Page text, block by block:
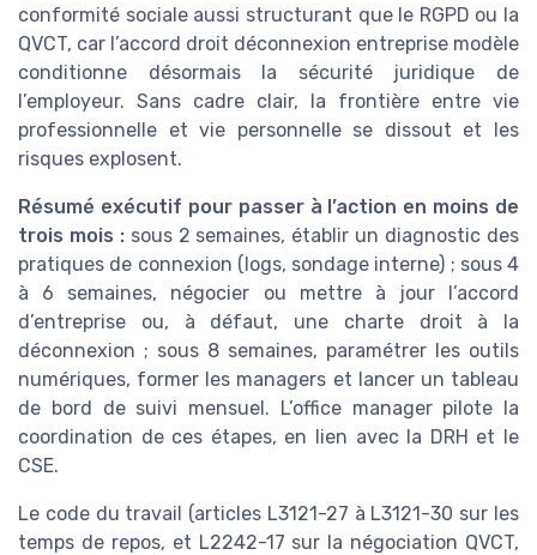
conformité sociale aussi structurant que le RGPD ou la
QVCT, car l’accord droit déconnexion entreprise modèle
conditionne désormais la sécurité juridique de
l’employeur. Sans cadre clair, la frontière entre vie
professionnelle et vie personnelle se dissout et les
risques explosent.
Résumé exécutif pour passer à l’action en moins de
trois mois :sous 2 semaines, établir un diagnostic des
pratiques de connexion (logs, sondage interne) ; sous 4
à 6 semaines, négocier ou mettre à jour l’accord
d’entreprise ou, à défaut, une charte droit à la
déconnexion ; sous 8 semaines, paramétrer les outils
numériques, former les managers et lancer un tableau
de bord de suivi mensuel. L’office manager pilote la
coordination de ces étapes, en lien avec la DRH et le
CSE.
Le code du travail (articles L3121-27 à L3121-30 sur les
temps de repos, et L2242-17 sur la négociation QVCT,